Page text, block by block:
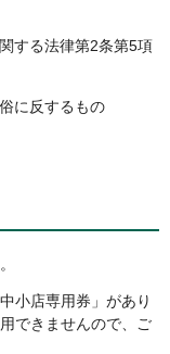
する法律第2条第5項
に反するもの
小店専用券」があり
できませんので、ご